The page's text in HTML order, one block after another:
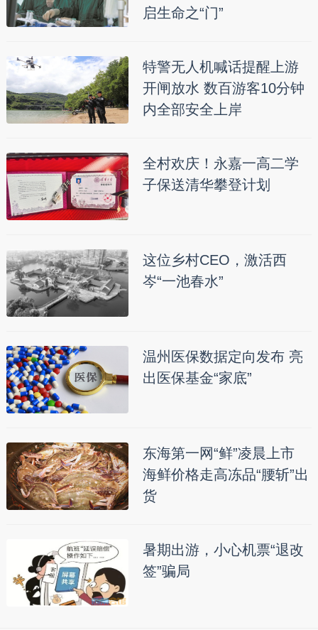
启生命之“门”
特警无人机喊话提醒上游
开闸放水 数百游客10分钟
内全部安全上岸
全村欢庆！永嘉一高二学
子保送清华攀登计划
这位乡村CEO，激活西
岑“一池春水”
温州医保数据定向发布 亮
出医保基金“家底”
东海第一网“鲜”凌晨上市
海鲜价格走高冻品“腰斩”出
货
暑期出游，小心机票“退改
签”骗局